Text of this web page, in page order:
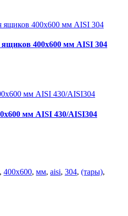
ящиков 400х600 мм AISI 304
мм AISI 430/AISI304
, 400х600, мм, aisi, 304, (тары),